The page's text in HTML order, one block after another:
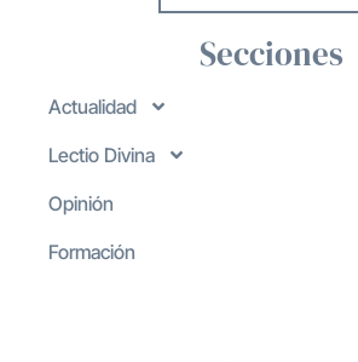
Secciones
Actualidad
Lectio Divina
Opinión
Formación